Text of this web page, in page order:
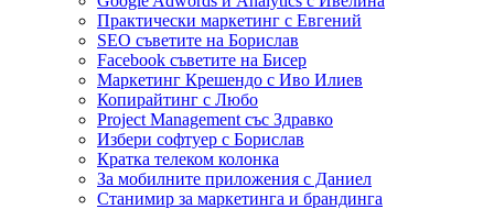
Практически маркетинг с Евгений
SEO съветите на Борислав
Facebook съветите на Бисер
Маркетинг Крешендо с Иво Илиев
Копирайтинг с Любо
Project Management със Здравко
Избери софтуер с Борислав
Кратка телеком колонка
За мобилните приложения с Даниел
Станимир за маркетинга и брандинга